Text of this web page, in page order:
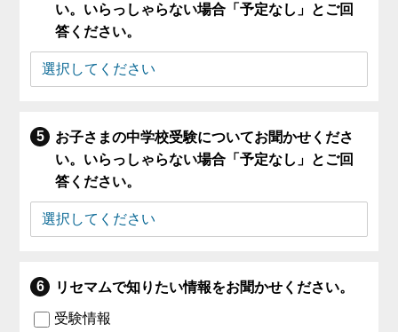
い。いらっしゃらない場合「予定なし」とご回
答ください。
お子さまの中学校受験についてお聞かせくださ
い。いらっしゃらない場合「予定なし」とご回
答ください。
リセマムで知りたい情報をお聞かせください。
受験情報